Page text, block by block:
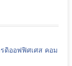
ดิออฟฟิศเศส คอม